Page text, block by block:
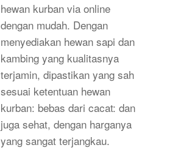
hewan kurban via online
dengan mudah. Dengan
menyediakan hewan sapi dan
kambing yang kualitasnya
terjamin, dipastikan yang sah
sesuai ketentuan hewan
kurban: bebas dari cacat: dan
juga sehat, dengan harganya
yang sangat terjangkau.